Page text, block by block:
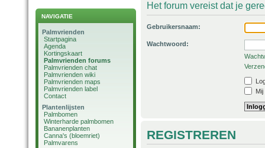
NAVIGATIE
Palmvrienden
Startpagina
Agenda
Kortingskaart
Palmvrienden forums
Palmvrienden chat
Palmvrienden wiki
Palmvrienden maps
Palmvrienden label
Contact
Plantenlijsten
Palmbomen
Winterharde palmbomen
Bananenplanten
Canna's (bloemriet)
Palmvarens
Het forum vereist dat je
Gebruikersnaam:
Wachtwoord:
REGISTREREN